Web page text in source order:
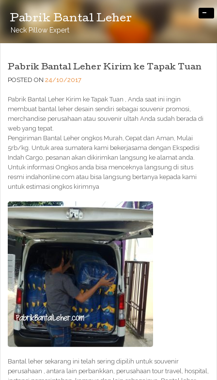
Pabrik Bantal Leher
Neck Pillow Expert
-
Pabrik Bantal Leher Kirim ke Tapak Tuan
POSTED ON 24/10/2017
Pabrik Bantal Leher Kirim ke Tapak Tuan , Anda saat ini ingin
membuat bantal leher desain sendiri sebagai souvenir promosi,
merchandise perusahaan atau souvenir ultah Anda sudah berada di
web yang tepat.
Pengiriman Bantal Leher ongkos Murah, Cepat dan Aman, Mulai
5rb/kg. Untuk area sumatera kami bekerjasama dengan Ekspedisi
Indah Cargo, pesanan akan dikirimkan langsung ke alamat anda.
Untuk informasi Ongkos anda bisa menceknya langsung di situs
resmi indahonline.com atau bisa langsung bertanya kepada kami
untuk estimasi ongkos kirimnya
Bantal leher sekarang ini telah sering dipilih untuk souvenir
perusahaan , antara lain perbankkan, perusahaan tour travel, hospital,